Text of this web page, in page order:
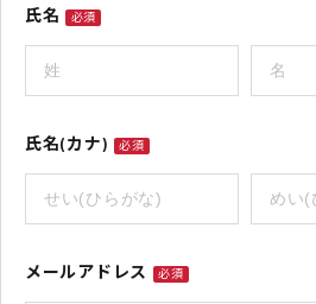
氏名 必須
氏名(カナ) 必須
メールアドレス 必須